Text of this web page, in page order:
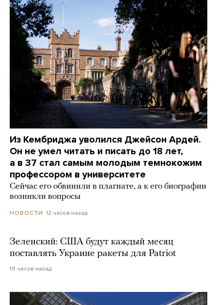
Из Кембриджа уволился Джейсон Ардей.
Он не умел читать и писать до 18 лет,
а в 37 стал самым молодым темнокожим
профессором в университете
Сейчас его обвинили в плагиате, а к его биографии
возникли вопросы
НОВОСТИ 12 часов назад
Зеленский: США будут каждый месяц
поставлять Украине ракеты для Patriot
19 часов назад